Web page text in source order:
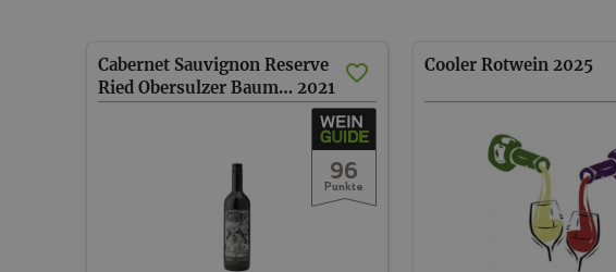
Cabernet Sauvignon Reserve
Ried Obersulzer Baumleiten 2021
96
Punkte
Cooler Rotwein 2025